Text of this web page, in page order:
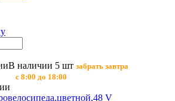
В наличии 5 шт забрать завтра
с 8:00 до 18:00